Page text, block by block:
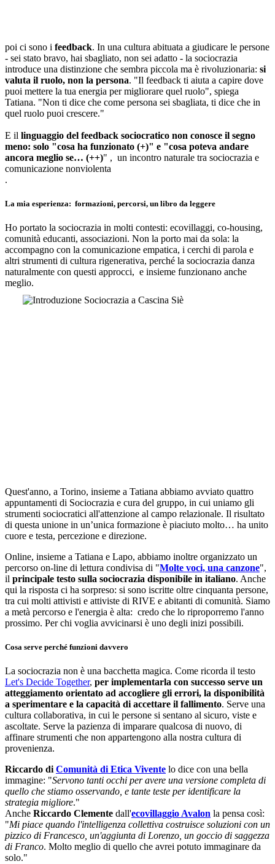
poi ci sono i feedback. In una cultura abituata a giudicare le persone
- sei stato bravo, hai sbagliato, non sei adatto - la sociocrazia
introduce una distinzione che sembra piccola ma è rivoluzionaria: si
valuta il ruolo, non la persona. "Il feedback ti aiuta a capire dove
puoi mettere la tua energia per migliorare quel ruolo", spiega
Tatiana. "Non ti dice che come persona sei sbagliata, ti dice che in
quel ruolo puoi crescere."
E il linguaggio del feedback sociocratico non conosce il segno
meno: solo "cosa ha funzionato (+)" e "cosa poteva andare
ancora meglio se… (++)" , un incontro naturale tra sociocrazia e
comunicazione nonviolenta
.
La mia esperienza: formazioni, percorsi, un libro da leggere
Ho portato la sociocrazia in molti contesti: ecovillaggi, co-housing,
comunità educanti, associazioni. Non la porto mai da sola: la
accompagno con la comunicazione empatica, i cerchi di parola e
altri strumenti di cultura rigenerativa, perché la sociocrazia danza
naturalmente con questi approcci, e insieme funzionano anche
meglio.
Quest'anno, a Torino, insieme a Tatiana abbiamo avviato quattro
appuntamenti di Sociocrazia e cura del gruppo, in cui uniamo gli
strumenti sociocratici all'attenzione al campo relazionale. Il risultato
di questa unione in un’unica formazione è piaciuto molto… ha unito
cuore e testa, percezione e direzione.
Online, insieme a Tatiana e Lapo, abbiamo inoltre organizzato un
percorso on-line di lettura condivisa di "Molte voci, una canzone",
il principale testo sulla sociocrazia disponibile in italiano. Anche
qui la risposta ci ha sorpreso: si sono iscritte oltre cinquanta persone,
tra cui molti attivisti e attiviste di RIVE e abitanti di comunità. Siamo
a metà percorso e l'energia è alta: credo che lo riproporremo l'anno
prossimo. Per chi voglia avvicinarsi è uno degli inizi possibili.
Cosa serve perché funzioni davvero
La sociocrazia non è una bacchetta magica. Come ricorda il testo
Let's Decide Together, per implementarla con successo serve un
atteggiamento orientato ad accogliere gli errori, la disponibilità
a sperimentare e la capacità di accettare il fallimento. Serve una
cultura collaborativa, in cui le persone si sentano al sicuro, viste e
ascoltate. Serve la pazienza di imparare qualcosa di nuovo, di
affinare strumenti che non appartengono alla nostra cultura di
provenienza.
Riccardo di Comunità di Etica Vivente lo dice con una bella
immagine: "Servono tanti occhi per avere una versione completa di
quello che stiamo osservando, e tante teste per identificare la
strategia migliore."
Anche Riccardo Clemente dall'ecovillaggio Avalon la pensa così:
"Mi piace quando l'intelligenza collettiva costruisce soluzioni con un
pizzico di Francesco, un'aggiunta di Lorenzo, un goccio di saggezza
di Franco. Molto meglio di quello che avrei potuto immaginare da
solo."